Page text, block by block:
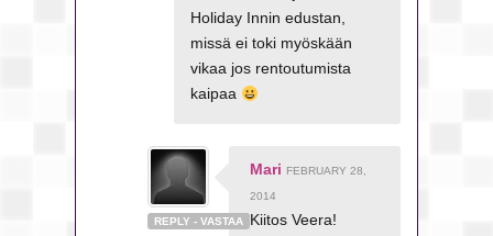
Holiday Innin edustan,
missä ei toki myöskään
vikaa jos rentoutumista
kaipaa
REPLY - VASTAA
Mari FEBRUARY 28,
2014
Kiitos Veera!